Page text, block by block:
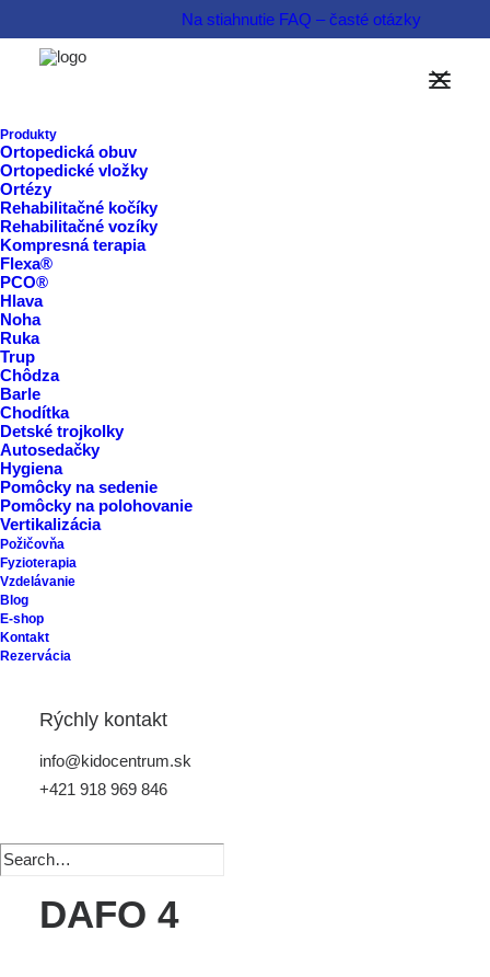
Na stiahnutie FAQ – časté otázky
Produkty
Ortopedická obuv
Ortopedické vložky
Ortézy
Rehabilitačné kočíky
Rehabilitačné vozíky
Kompresná terapia
Flexa®
PCO®
Hlava
Noha
Ruka
Trup
Chôdza
Barle
Chodítka
Detské trojkolky
Autosedačky
Hygiena
Pomôcky na sedenie
Pomôcky na polohovanie
Vertikalizácia
Požičovňa
Fyzioterapia
Vzdelávanie
Blog
E-shop
Kontakt
Rezervácia
Rýchly kontakt
info@kidocentrum.sk
+421 918 969 846
DAFO 4